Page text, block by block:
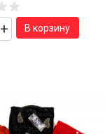
+ В корзину